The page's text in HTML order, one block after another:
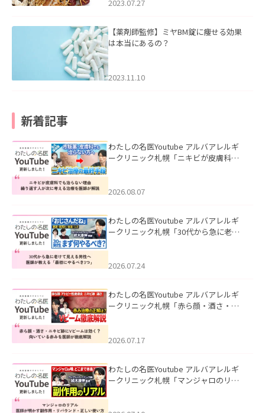
2023.07.27
【薬剤師監修】ミヤBM錠に痩せる効果
は本当にあるの？
2023.11.10
新着記事
わたしの名医Youtube アルバアレルギ
ークリニック札幌「ニキビが皮膚科で
ました。
2026.08.07
わたしの名医Youtube アルバアレルギ
ークリニック札幌「30代から急に老け
た。
2026.07.24
わたしの名医Youtube アルバアレルギ
ークリニック札幌「赤ら顔・酒さ・ニ
した。
2026.07.17
わたしの名医Youtube アルバアレルギ
ークリニック札幌「マンジャロのリア